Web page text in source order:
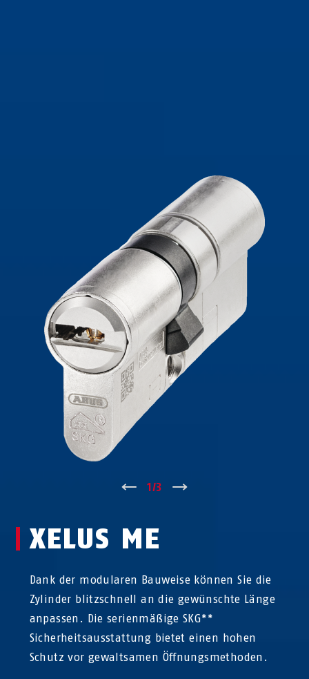
1/3
XELUS ME
Dank der modularen Bauweise können Sie die
Zylinder blitzschnell an die gewünschte Länge
anpassen. Die serienmäßige SKG**
Sicherheitsausstattung bietet einen hohen
Schutz vor gewaltsamen Öffnungsmethoden.